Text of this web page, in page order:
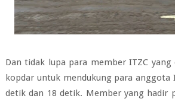
Dan tidak lupa para member ITZC yang
kopdar untuk mendukung para anggota
detik dan 18 detik. Member yang hadir